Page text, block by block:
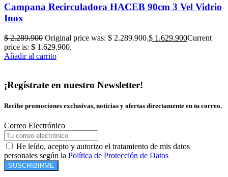
Campana Recirculadora HACEB 90cm 3 Vel Vidrio
Inox
$2.289.900 Original price was: $ 2.289.900.$ 1.629.900Current
price is: $ 1.629.900.
Añadir al carrito
¡Regístrate en nuestro Newsletter!
Recibe promociones exclusivas, noticias y ofertas directamente en tu correo.
Correo Electrónico
He leído, acepto y autorizo el tratamiento de mis datos
personales según la Política de Protección de Datos
SUSCRIBIRME